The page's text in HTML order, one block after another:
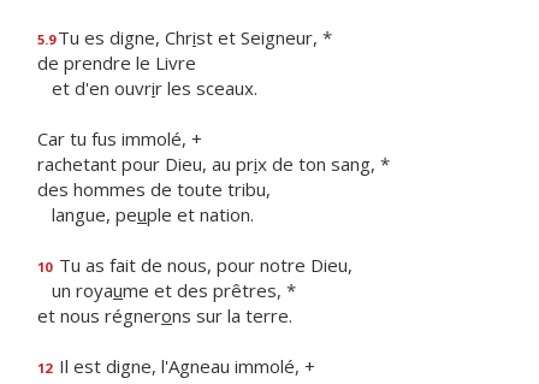
5.9 Tu es digne, Christ et Seigneur, *
de prendre le Livre
et d'en ouvrir les sceaux.
Car tu fus immolé, +
rachetant pour Dieu, au prix de ton sang, *
des hommes de toute tribu,
langue, peuple et nation.
10 Tu as fait de nous, pour notre Dieu,
un royaume et des prêtres, *
et nous régnerons sur la terre.
12 Il est digne, l'Agneau immolé, +